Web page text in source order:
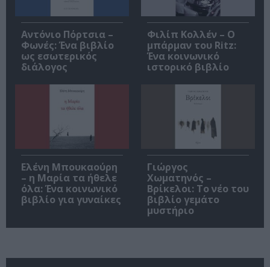
Αντόνιο Πόρτσια –
Φωνές: Ένα βιβλίο
ως εσωτερικός
διάλογος
Φιλίπ Κολλέν – Ο
μπάρμαν του Ritz:
Ένα κοινωνικό
ιστορικό βιβλίο
Ελένη Μπουκαούρη
– η Μαρία τα ήθελε
όλα: Ένα κοινωνικό
βιβλίο για γυναίκες
Γιώργος
Χωματηνός –
Βρίκελοι: Το νέο του
βιβλίο γεμάτο
μυστήριο